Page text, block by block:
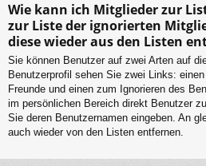
Wie kann ich Mitglieder zur
zur Liste der ignorierten
diese wieder aus den Listen
Sie können Benutzer auf zwei Arten auf
Benutzerprofil sehen Sie zwei Links:
Freunde und einen zum Ignorieren des
im persönlichen Bereich direkt Benutzer
Sie deren Benutzernamen eingeben. An
auch wieder von den Listen entfernen.